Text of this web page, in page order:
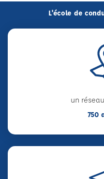
L'école de
un
750